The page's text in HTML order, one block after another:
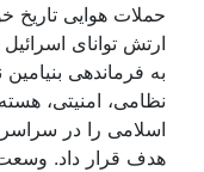
حملات هوایی تاریخ
ارتش توانای
به فرماندهی
نظامی، امنیتی،
اسلامی را در سراسر
هدف قرار داد.